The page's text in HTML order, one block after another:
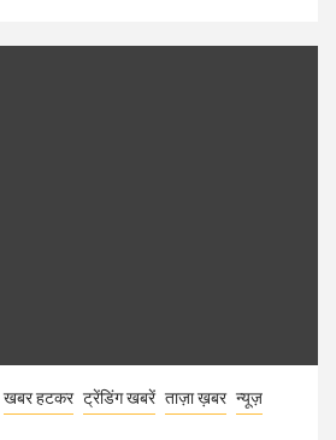
खबर हटकर ट्रेंडिंग खबरें ताज़ा ख़बर न्यूज़